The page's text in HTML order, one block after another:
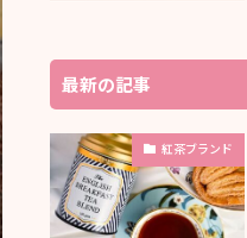
最新の記事
紅茶ブランド